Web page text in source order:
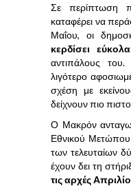
Σε περίπτωση
καταφέρει να
Μαΐου, οι
κερδίσει
αντιπάλους του.
λιγότερο
σχέση με
δείχνουν πιο
Ο Μακρόν
Εθνικού Μετώπου
των τελευταίων
έχουν δει τη
τις αρχές